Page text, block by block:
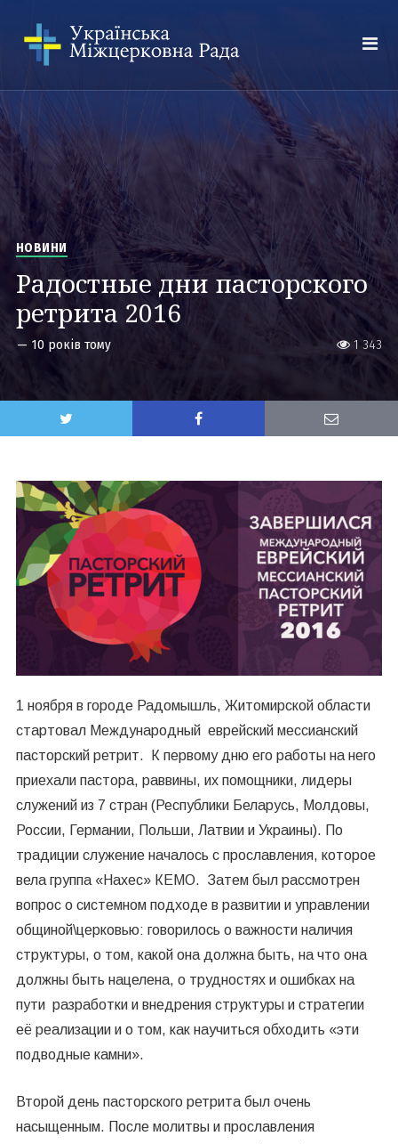
1 343
НОВИНИ
Радостные дни пасторского
ретрита 2016
— 10 років тому
1 ноября в городе Радомышль, Житомирской области
стартовал Международный еврейский мессианский
пасторский ретрит. К первому дню его работы на него
приехали пастора, раввины, их помощники, лидеры
служений из 7 стран (Республики Беларусь, Молдовы,
России, Германии, Польши, Латвии и Украины). По
традиции служение началось с прославления, которое
вела группа «Нахес» КЕМО. Затем был рассмотрен
вопрос о системном подходе в развитии и управлении
общиной\церковью: говорилось о важности наличия
структуры, о том, какой она должна быть, на что она
должны быть нацелена, о трудностях и ошибках на
пути разработки и внедрения структуры и стратегии
её реализации и о том, как научиться обходить «эти
подводные камни».
Второй день пасторского ретрита был очень
насыщенным. После молитвы и прославления